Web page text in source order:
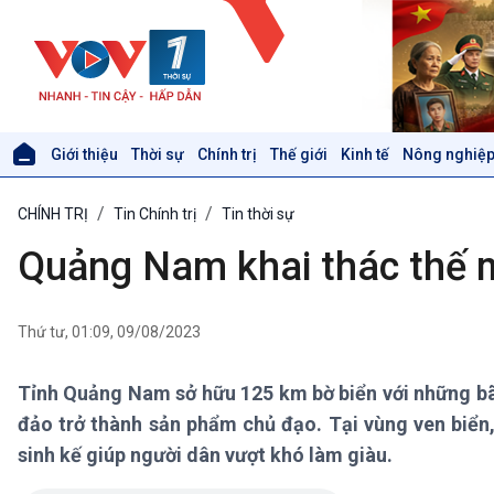
Giới thiệu Thời sự Chính trị Thế giới Kinh tế Nông
Thời sự 6h
Thời sự 12h
Thời sự 18h
Xã hội
Khoa học & Công nghệ
CHÍNH TRỊ Tin Chính trị Tin thời sự
Quảng Nam khai thác thế
Thứ tư, 01:09, 09/08/2023
Tỉnh Quảng Nam sở hữu 125 km bờ biển với
đảo trở thành sản phẩm chủ đạo. Tại vùng ven
sinh kế giúp người dân vượt khó làm giàu.